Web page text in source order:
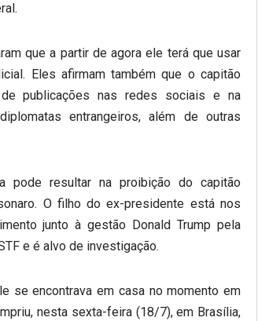
que a partir de agora ele terá que usar
Eles afirmam também que o capitão
publicações nas redes sociais e na
entrangeiros, além de outras
pode resultar na proibição do capitão
O filho do ex-presidente está nos
junto à gestão Donald Trump pela
e é alvo de investigação.
se encontrava em casa no momento em
nesta sexta-feira (18/7), em Brasília,